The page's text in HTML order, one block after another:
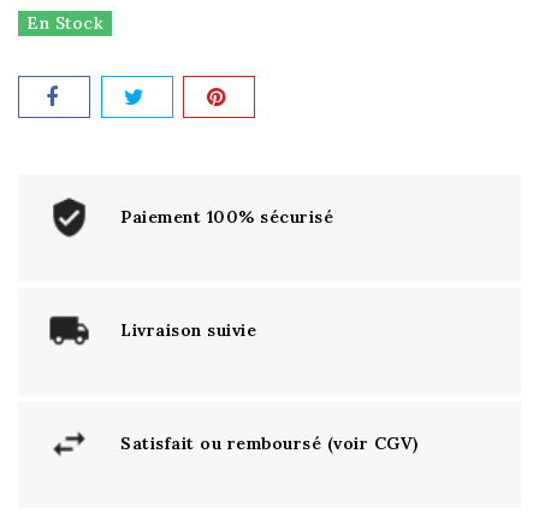
En Stock
Paiement 100% sécurisé
Livraison suivie
Satisfait ou remboursé (voir CGV)